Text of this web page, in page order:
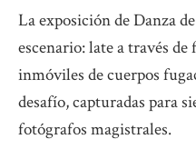
La exposición de Danza de
escenario: late a través
inmóviles de cuerpos
desafío, capturadas para
fotógrafos magistrales.